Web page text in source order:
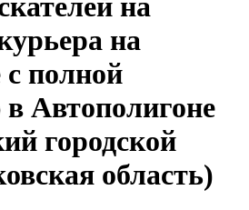
на
на
с полной
Автополигоне
городской
область)